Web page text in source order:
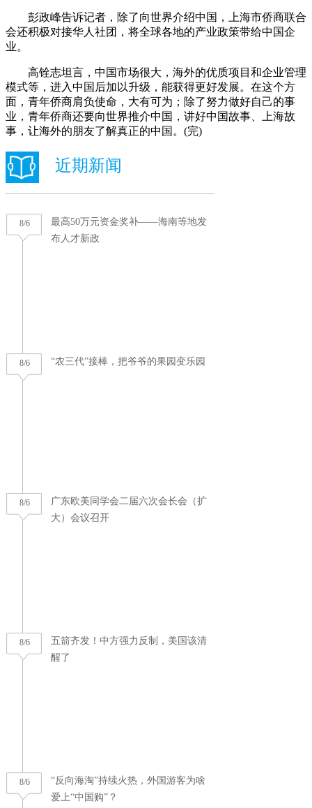
彭政峰告诉记者，除了向世界介绍中国，上海市侨商联合
会还积极对接华人社团，将全球各地的产业政策带给中国企
业。
高铨志坦言，中国市场很大，海外的优质项目和企业管理
模式等，进入中国后加以升级，能获得更好发展。在这个方
面，青年侨商肩负使命，大有可为；除了努力做好自己的事
业，青年侨商还要向世界推介中国，讲好中国故事、上海故
事，让海外的朋友了解真正的中国。(完)